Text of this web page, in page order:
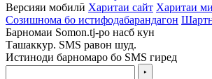
Версияи мобилӣ Харитаи сайт Харитаи
Созишнома бо истифодабарандагон
Барномаи Somon.tj-ро насб кун
Ташаккур. SMS равон шуд.
Истиноди барномаро бо SMS гиред
‣